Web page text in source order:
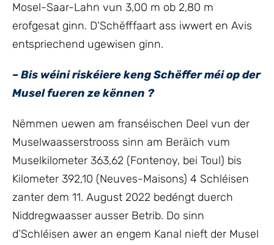
Mosel-Saar-Lahn vun 3,00 m ob 2,80 m
erofgesat ginn. D‘Schëfffaart ass iwwert en Avis
entspriechend ugewisen ginn.
– Bis wéini riskéiere keng Schëffer méi op der
Musel fueren ze kënnen ?
Nëmmen uewen am franséischen Deel vun der
Muselwaasserstrooss sinn am Beräich vum
Muselkilometer 363,62 (Fontenoy, bei Toul) bis
Kilometer 392,10 (Neuves-Maisons) 4 Schléisen
zanter dem 11. August 2022 bedéngt duerch
Niddregwaasser ausser Betrib. Do sinn
d’Schléisen awer an engem Kanal nieft der Musel